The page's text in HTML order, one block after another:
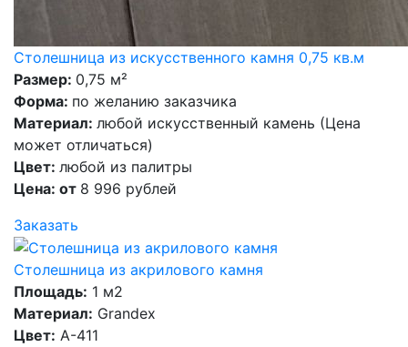
Столешница из искусственного камня 0,75 кв.м
Размер: 0,75 м²
Форма: по желанию заказчика
Материал: любой искусственный камень (Цена
может отличаться)
Цвет: любой из палитры
Цена: от 8 996 рублей
Заказать
Столешница из акрилового камня
Площадь: 1 м2
Материал: Grandex
Цвет: A-411